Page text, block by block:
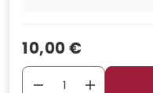
Verkaufspreis
10,00 €